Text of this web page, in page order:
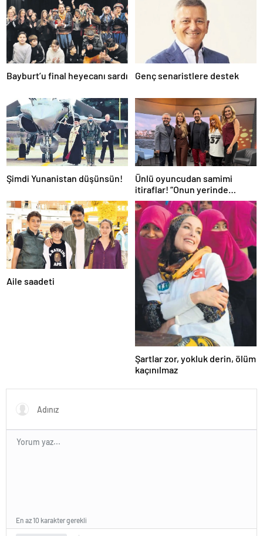
Bayburt’u final heyecanı sardı Genç senaristlere destek
Şimdi Yunanistan düşünsün!
Ünlü oyuncudan samimi
itiraflar! “Onun yerinde
olsaydım diye çok düşündüm”
Aile saadeti
Şartlar zor, yokluk derin, ölüm
kaçınılmaz
En az 10 karakter gerekli